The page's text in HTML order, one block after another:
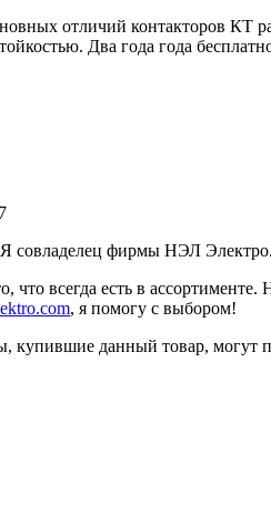
отличий контакторов
Два года года
совладелец фирмы НЭЛ
что всегда есть в
, я помогу с выбором!
купившие данный товар, могут